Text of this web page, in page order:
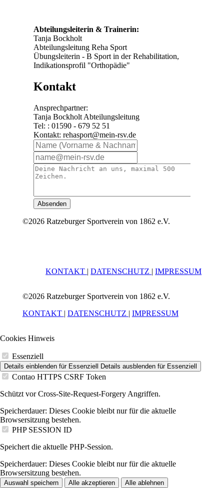
Abteilungsleiterin & Trainerin:
Tanja Bockholt
Abteilungsleitung Reha Sport
Übungsleiterin - B Sport in der Rehabilitation,
Indikationsprofil "Orthopädie"
Kontakt
Ansprechpartner:
Tanja Bockholt Abteilungsleitung
Tel: : 01590 - 679 52 51
Kontakt: rehasport@mein-rsv.de
Absenden
©2026 Ratzeburger Sportverein von 1862 e.V.
KONTAKT |DATENSCHUTZ |IMPRESSUM
©2026 Ratzeburger Sportverein von 1862 e.V.
KONTAKT | DATENSCHUTZ | IMPRESSUM
Cookies Hinweis
Essenziell
Details einblenden für Essenziell Details ausblenden für Essenziell
Contao HTTPS CSRF Token
Schützt vor Cross-Site-Request-Forgery Angriffen.
Speicherdauer: Dieses Cookie bleibt nur für die aktuelle
Browsersitzung bestehen.
PHP SESSION ID
Speichert die aktuelle PHP-Session.
Speicherdauer: Dieses Cookie bleibt nur für die aktuelle
Browsersitzung bestehen.
Auswahl speichern Alle akzeptieren Alle ablehnen